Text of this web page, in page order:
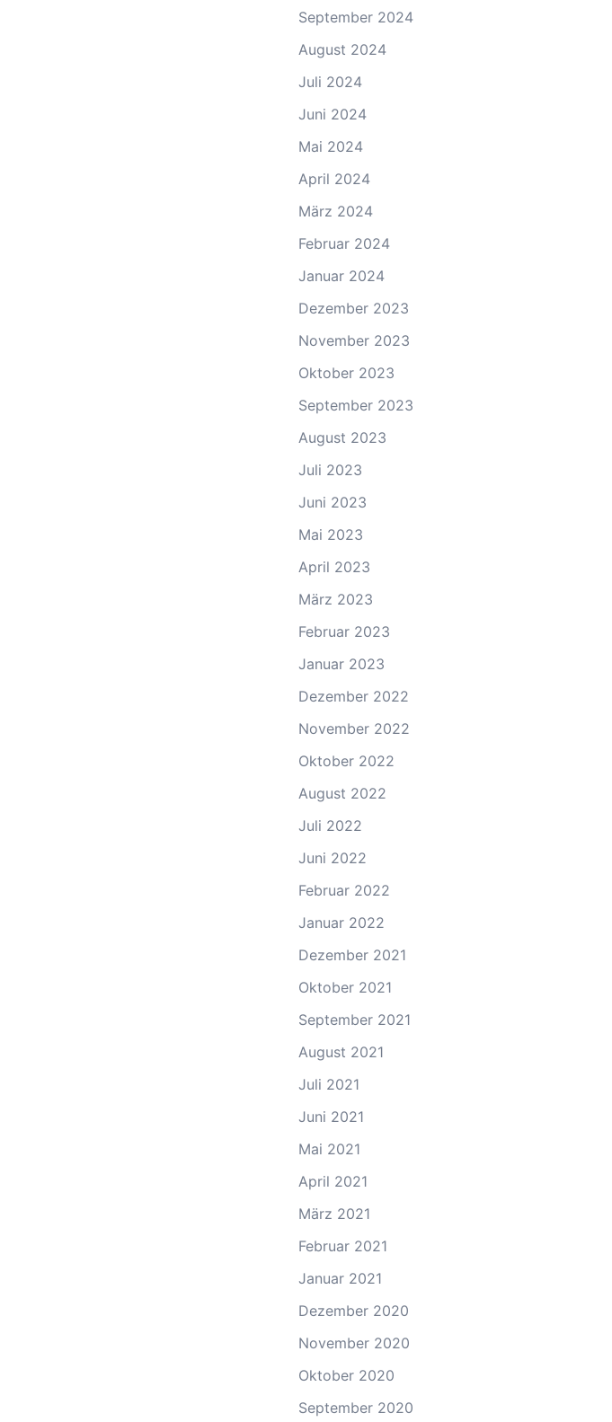
September 2024
August 2024
Juli 2024
Juni 2024
Mai 2024
April 2024
März 2024
Februar 2024
Januar 2024
Dezember 2023
November 2023
Oktober 2023
September 2023
August 2023
Juli 2023
Juni 2023
Mai 2023
April 2023
März 2023
Februar 2023
Januar 2023
Dezember 2022
November 2022
Oktober 2022
August 2022
Juli 2022
Juni 2022
Februar 2022
Januar 2022
Dezember 2021
Oktober 2021
September 2021
August 2021
Juli 2021
Juni 2021
Mai 2021
April 2021
März 2021
Februar 2021
Januar 2021
Dezember 2020
November 2020
Oktober 2020
September 2020